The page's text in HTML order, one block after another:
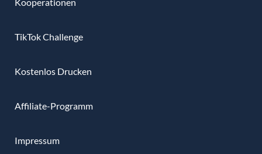
TikTok Challenge
Kostenlos Drucken
Affiliate-Programm
Impressum